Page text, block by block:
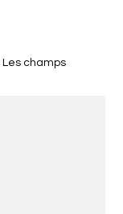
Les champs